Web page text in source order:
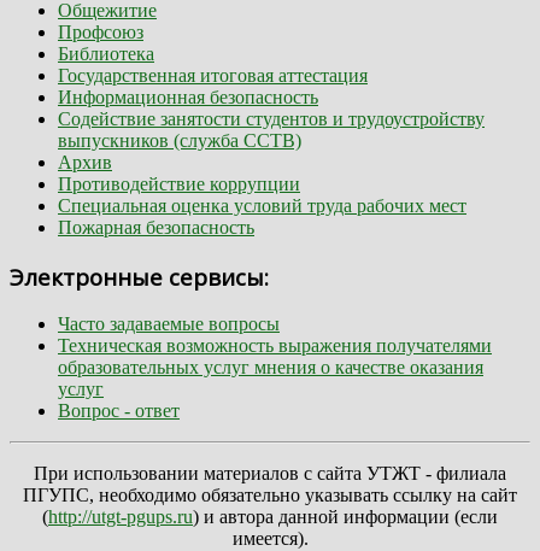
Общежитие
Профсоюз
Библиотека
Государственная итоговая аттестация
Информационная безопасность
Содействие занятости студентов и трудоустройству
выпускников (служба ССТВ)
Архив
Противодействие коррупции
Специальная оценка условий труда рабочих мест
Пожарная безопасность
Электронные сервисы:
Часто задаваемые вопросы
Техническая возможность выражения получателями
образовательных услуг мнения о качестве оказания
услуг
Вопрос - ответ
При использовании материалов с сайта УТЖТ - филиала
ПГУПС, необходимо обязательно указывать ссылку на сайт
(http://utgt-pgups.ru) и автора данной информации (если
имеется).